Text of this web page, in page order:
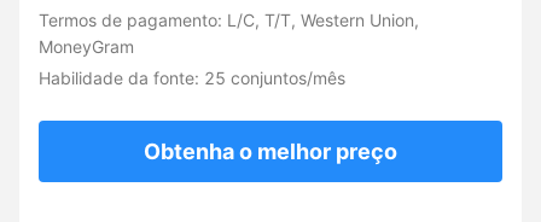
Termos de pagamento: L/C, T/T, Western Union,
MoneyGram
Habilidade da fonte: 25 conjuntos/mês
Obtenha o melhor preço